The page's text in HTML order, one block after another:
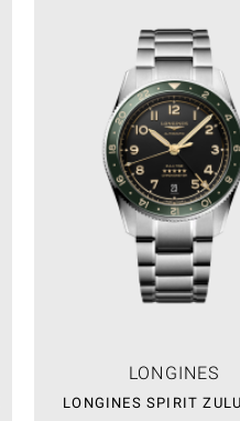
LONGINES
LONGINES SPIRIT